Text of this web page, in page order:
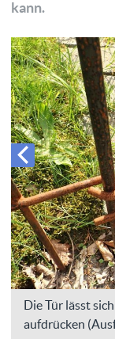
kann.
Die Tür lässt
aufdrücken